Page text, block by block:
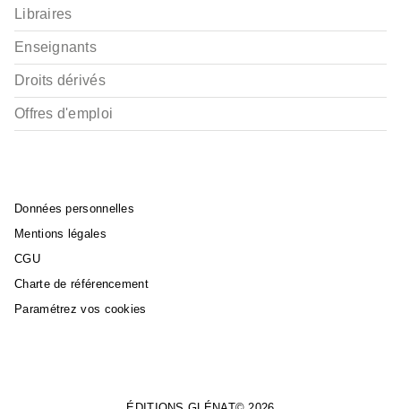
Libraires
Enseignants
Droits dérivés
Offres d'emploi
Données personnelles
Mentions légales
CGU
Charte de référencement
Paramétrez vos cookies